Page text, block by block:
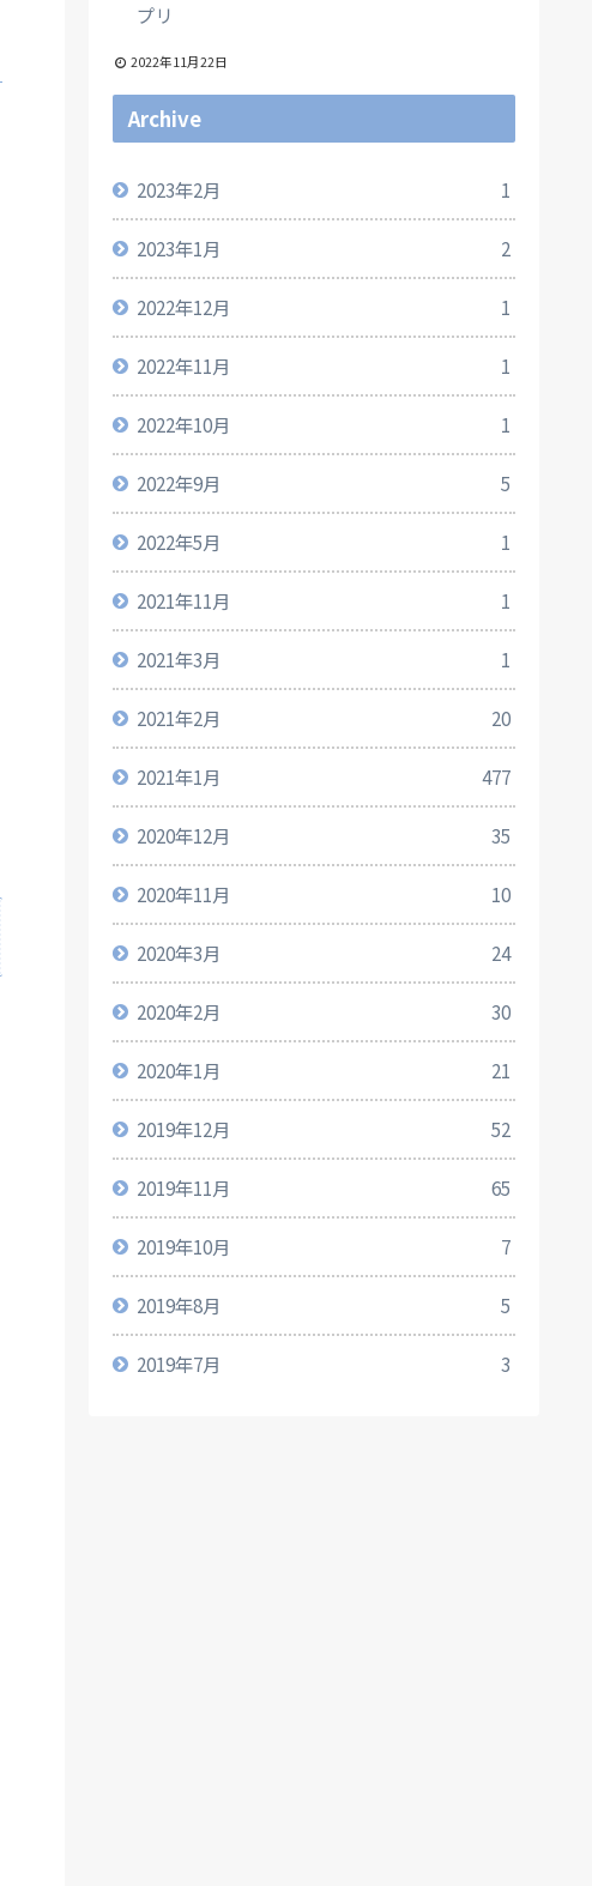
プリ
2022年11月22日
Archive
2023年2月 1
2023年1月 2
2022年12月 1
2022年11月 1
2022年10月 1
2022年9月 5
2022年5月 1
2021年11月 1
2021年3月 1
2021年2月 20
2021年1月 477
2020年12月 35
2020年11月 10
2020年3月 24
2020年2月 30
2020年1月 21
2019年12月 52
2019年11月 65
2019年10月 7
2019年8月 5
2019年7月 3